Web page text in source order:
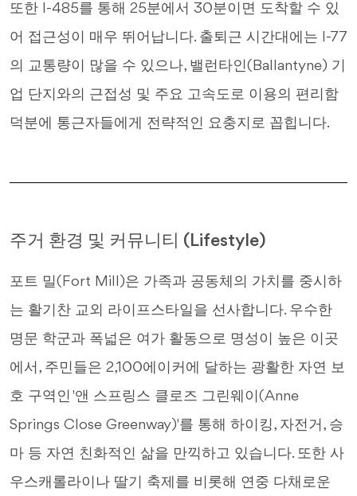
또한 I-485를 통해 25분에서 30분이면 도착할 수 있
어 접근성이 매우 뛰어납니다. 출퇴근 시간대에는 I-77
의 교통량이 많을 수 있으나, 밸런타인(Ballantyne) 기
업 단지와의 근접성 및 주요 고속도로 이용의 편리함
덕분에 통근자들에게 전략적인 요충지로 꼽힙니다.
주거 환경 및 커뮤니티 (Lifestyle)
포트 밀(Fort Mill)은 가족과 공동체의 가치를 중시하
는 활기찬 교외 라이프스타일을 선사합니다. 우수한
명문 학군과 폭넓은 여가 활동으로 명성이 높은 이곳
에서, 주민들은 2,100에이커에 달하는 광활한 자연 보
호 구역인 '앤 스프링스 클로즈 그린웨이(Anne
Springs Close Greenway)'를 통해 하이킹, 자전거, 승
마 등 자연 친화적인 삶을 만끽하고 있습니다. 또한 사
우스캐롤라이나 딸기 축제를 비롯해 연중 다채로운